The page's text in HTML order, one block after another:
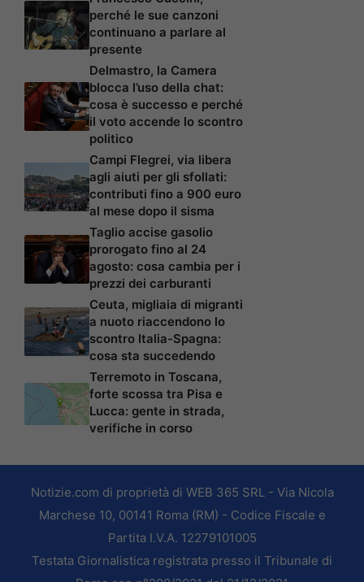
perché le sue canzoni
continuano a parlare al
presente
Delmastro, la Camera
blocca l’uso della chat:
cosa è successo e perché
il voto accende lo scontro
politico
Campi Flegrei, via libera
agli aiuti per gli sfollati:
contributi fino a 900 euro
al mese dopo il sisma
Taglio accise gasolio
prorogato fino al 24
agosto: cosa cambia per i
prezzi dei carburanti
Ceuta, migliaia di migranti
a nuoto riaccendono lo
scontro Italia-Spagna:
cosa sta succedendo
Terremoto in Toscana,
forte scossa tra Pisa e
Lucca: gente in strada,
verifiche in corso
Notizie.com di proprietà di WEB 365 SRL - Via Nicola
Marchese 10, 00141 Roma (RM) - Codice Fiscale e
Partita I.V.A. 12279101005
Testata Giornalistica registrata presso il Tribunale di